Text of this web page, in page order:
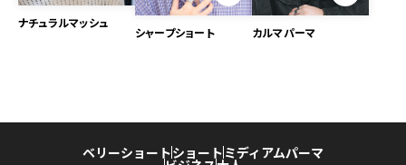
ナチュラルマッシュ
シャープショート カルマパーマ
ベリーショートショート ミディアムパーマ